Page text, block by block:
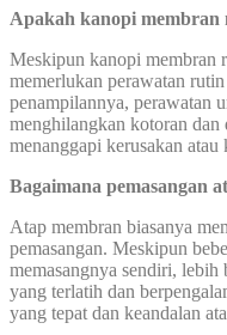
Apakah kanopi membran
Meskipun kanopi membran
memerlukan perawatan
penampilannya, perawatan
menghilangkan kotoran dan
menanggapi kerusakan atau
Bagaimana pemasangan
Atap membran biasanya
pemasangan. Meskipun
memasangnya sendiri, lebih
yang terlatih dan
yang tepat dan keandalan